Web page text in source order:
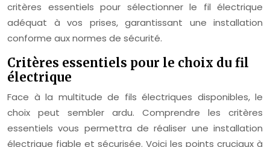
critères essentiels pour sélectionner le fil électrique
adéquat à vos prises, garantissant une installation
conforme aux normes de sécurité.
Critères essentiels pour le choix du fil
électrique
Face à la multitude de fils électriques disponibles, le
choix peut sembler ardu. Comprendre les critères
essentiels vous permettra de réaliser une installation
électrique fiable et sécurisée. Voici les points cruciaux à